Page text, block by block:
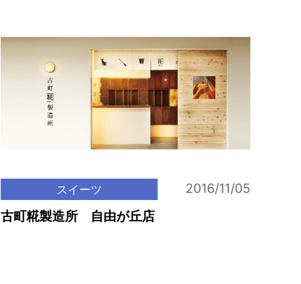
スイーツ 2016/11/05
古町糀製造所 自由が丘店